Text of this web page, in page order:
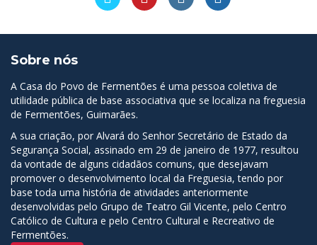
Sobre nós
A Casa do Povo de Fermentões é uma pessoa coletiva de
utilidade pública de base associativa que se localiza na freguesia
de Fermentões, Guimarães.
A sua criação, por Alvará do Senhor Secretário de Estado da
Segurança Social, assinado em 29 de janeiro de 1977, resultou
da vontade de alguns cidadãos comuns, que desejavam
promover o desenvolvimento local da Freguesia, tendo por
base toda uma história de atividades anteriormente
desenvolvidas pelo Grupo de Teatro Gil Vicente, pelo Centro
Católico de Cultura e pelo Centro Cultural e Recreativo de
Fermentões.